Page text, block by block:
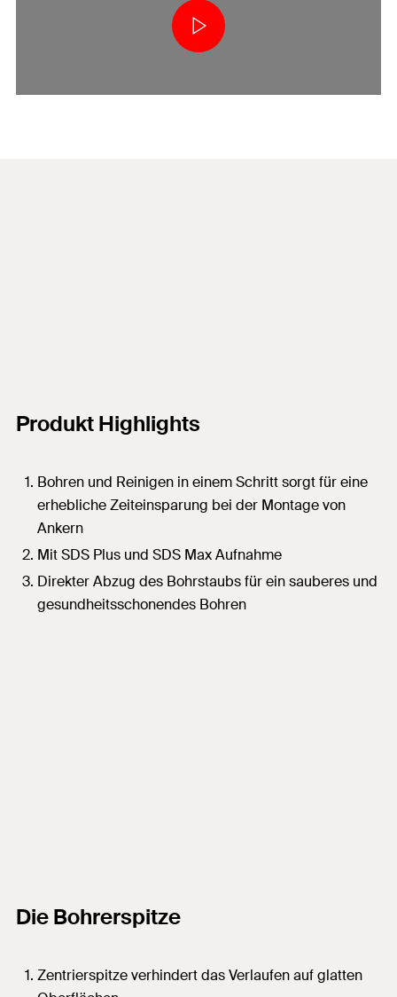
Produkt Highlights
Bohren und Reinigen in einem Schritt sorgt für eine
erhebliche Zeiteinsparung bei der Montage von
Ankern
Mit SDS Plus und SDS Max Aufnahme
Direkter Abzug des Bohrstaubs für ein sauberes und
gesundheitsschonendes Bohren
Die Bohrerspitze
Zentrierspitze verhindert das Verlaufen auf glatten